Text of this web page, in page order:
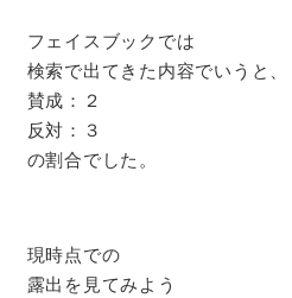
フェイスブックでは
検索で出てきた内容でいうと、
賛成：２
反対：３
の割合でした。
現時点での
露出を見てみよう